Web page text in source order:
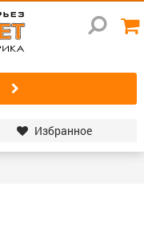
Избранное